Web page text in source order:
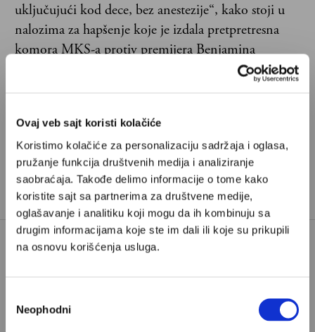
Ovaj veb sajt koristi kolačiće
Koristimo kolačiće za personalizaciju sadržaja i oglasa,
pružanje funkcija društvenih medija i analiziranje
saobraćaja. Takođe delimo informacije o tome kako
koristite sajt sa partnerima za društvene medije,
oglašavanje i analitiku koji mogu da ih kombinuju sa
drugim informacijama koje ste im dali ili koje su prikupili
na osnovu korišćenja usluga.
сагласности
Neophodni
uključujući kod dece, bez anestezije“, kako stoji u
nalozima za hapšenje koje je izdala pretpretresna
komora MKS-a protiv premijera Benjamina
Netanjahua i tadašnjeg ministra odbrane Joava
odaberete jedan od planova pretplate.